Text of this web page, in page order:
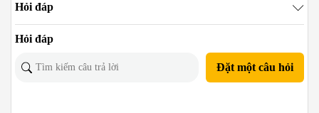
Hỏi đáp
Hỏi đáp
Đặt một câu hỏi